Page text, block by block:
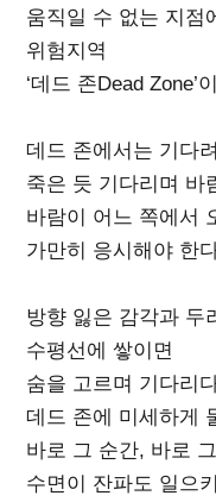
움직일 수 없는 지점
위험지역
‘데드 존Dead Zone’
데드 존에서는 기다
죽은 듯 기다리며 바
바람이 어느 쪽에서
가만히 응시해야 한
방향 잃은 감각과 두
수평선에 쌓이면
숨을 고르며 기다리
데드 존에 미세하게
바로 그 순간, 바로
수면이 잔파도 일으